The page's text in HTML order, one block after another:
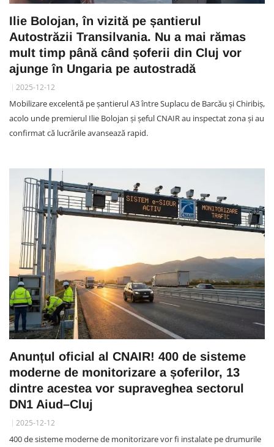
Ilie Bolojan, în vizită pe șantierul
Autostrăzii Transilvania. Nu a mai rămas
mult timp până când șoferii din Cluj vor
ajunge în Ungaria pe autostradă
2025-12-12
Mobilizare excelentă pe șantierul A3 între Suplacu de Barcău și Chiribiș,
acolo unde premierul Ilie Bolojan și șeful CNAIR au inspectat zona și au
confirmat că lucrările avansează rapid.
Anunțul oficial al CNAIR! 400 de sisteme
moderne de monitorizare a șoferilor, 13
dintre acestea vor supraveghea sectorul
DN1 Aiud–Cluj
2025-12-12
400 de sisteme moderne de monitorizare vor fi instalate pe drumurile